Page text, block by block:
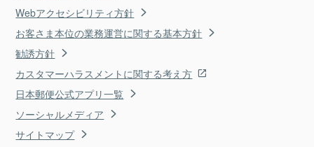
Webアクセシビリティ方針
お客さま本位の業務運営に関する基本方針
勧誘方針
カスタマーハラスメントに関する考え方
日本郵便公式アプリ一覧
ソーシャルメディア
サイトマップ